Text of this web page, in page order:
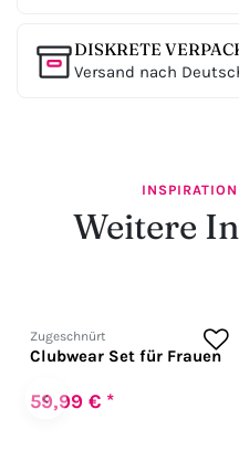
DISKRETE
Versand nach
Weitere
‹
Zugeschnürt
Clubwear Set für Frauen
59,99 € *